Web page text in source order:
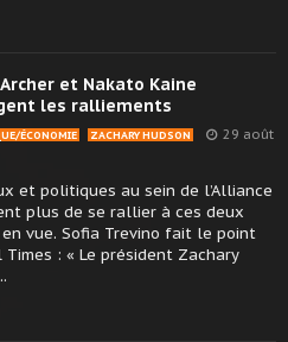
et Nakato Kaine
les ralliements
ÉCONOMIE ZACHARY HUDSON
29 août
et politiques au sein de l’Alliance
plus de se rallier à ces deux
vue. Sofia Trevino fait le point
: « Le président Zachary